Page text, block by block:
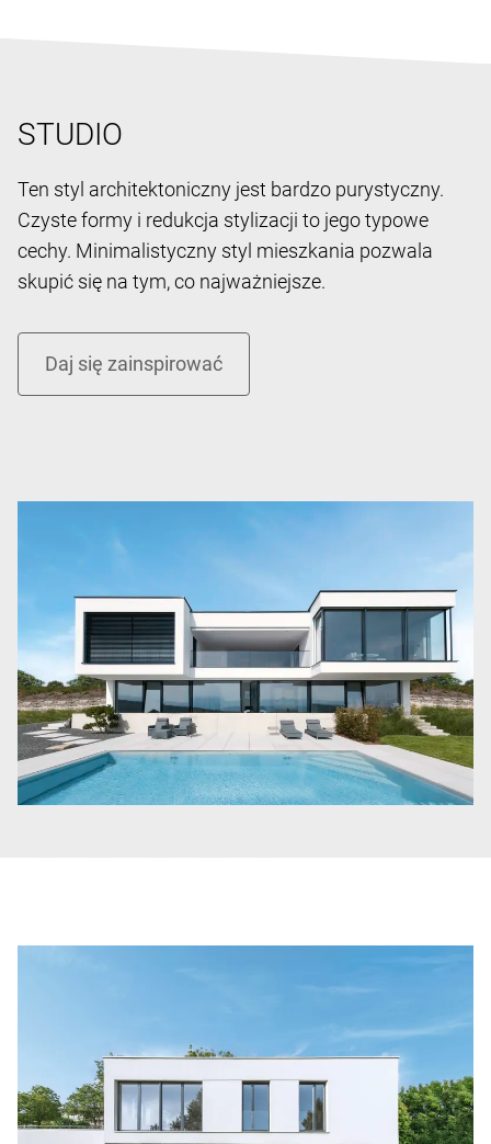
STUDIO
Ten styl architektoniczny jest bardzo purystyczny.
Czyste formy i redukcja stylizacji to jego typowe
cechy. Minimalistyczny styl mieszkania pozwala
skupić się na tym, co najważniejsze.